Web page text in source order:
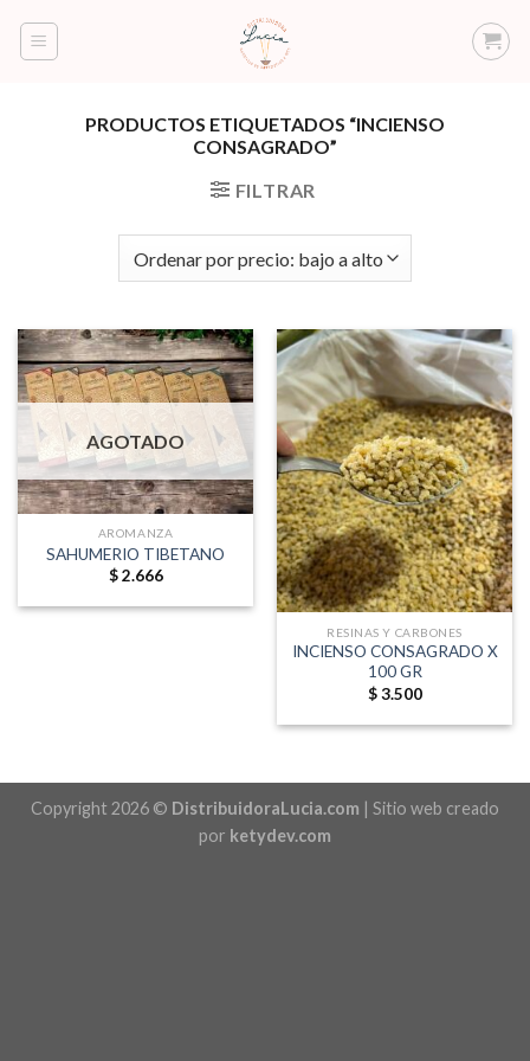
PRODUCTOS ETIQUETADOS “INCIENSO
CONSAGRADO”
FILTRAR
AGOTADO
AROMANZA
SAHUMERIO TIBETANO
$2.666
RESINAS Y CARBONES
INCIENSO CONSAGRADO X
100 GR
$3.500
Copyright 2026 © DistribuidoraLucia.com | Sitio web creado
por ketydev.com